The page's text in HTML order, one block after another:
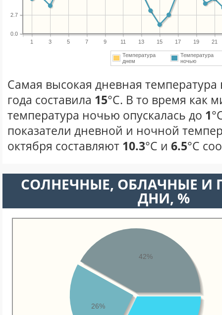
1 3 5 7 9 11 13 15 17 19 21
0.0
2.7
Температура
днем
Температура
ночью
Самая высокая дневная температура
года составила 15°С. В то время как
температура ночью опускалась до 1
показатели дневной и ночной
октября составляют 10.3°С и 6.5°С
CОЛНЕЧНЫЕ, ОБЛАЧНЫЕ И
ДНИ, %
26%
42%